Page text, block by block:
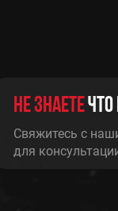
Свяжитесь с
для
Не Знаете
РЕМОНТ